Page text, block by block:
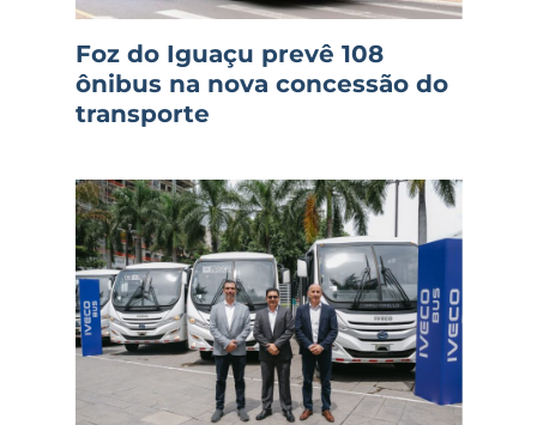
Foz do Iguaçu prevê 108
ônibus na nova concessão do
transporte